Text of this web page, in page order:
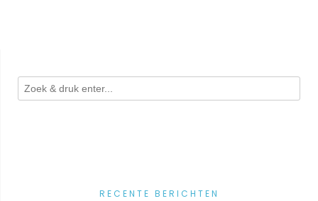
RECENTE BERICHTEN